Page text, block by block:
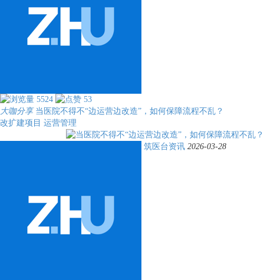
5524
53
大咖分享当医院不得不“边运营边改造”，如何保障流程不乱？
改扩建项目 运营管理
筑医台资讯 2026-03-28